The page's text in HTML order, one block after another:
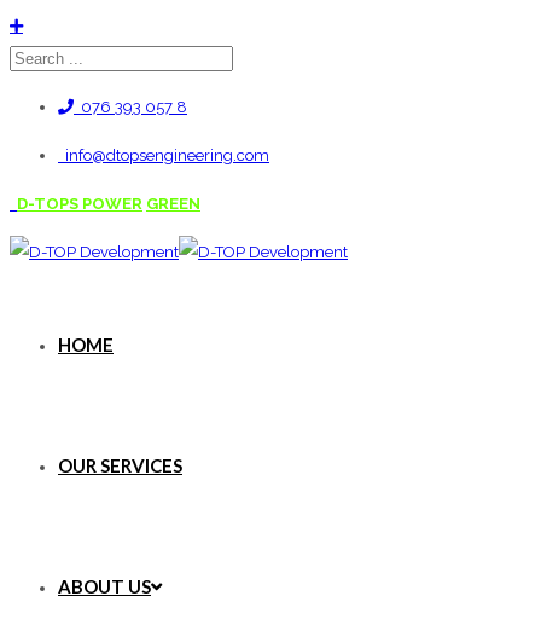
076 393 057 8
info@dtopsengineering.com
D-TOPS POWER GREEN
HOME
OUR SERVICES
ABOUT US